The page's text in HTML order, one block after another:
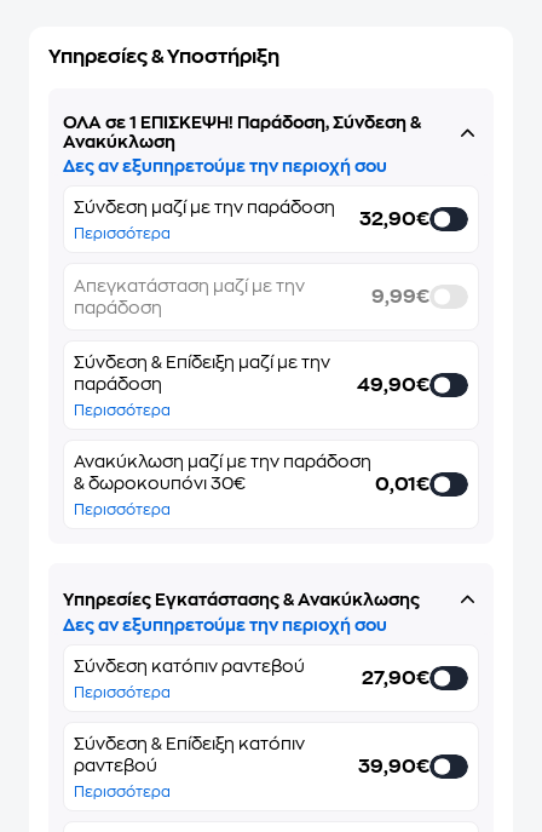
Υπηρεσίες & Υποστήριξη
ΌΛΑ σε 1 ΕΠΙΣΚΕΨΗ! Παράδοση, Σύνδεση &
Ανακύκλωση
Δες αν εξυπηρετούμε την περιοχή σου
Σύνδεση μαζί με την παράδοση
Περισσότερα
32,90€
Απεγκατάσταση μαζί με την
παράδοση
9,99€
Σύνδεση & Επίδειξη μαζί με την
παράδοση
Περισσότερα
49,90€
Ανακύκλωση μαζί με την παράδοση
& δωροκουπόνι 30€
Περισσότερα
0,01€
Υπηρεσίες Εγκατάστασης & Ανακύκλωσης
Δες αν εξυπηρετούμε την περιοχή σου
Σύνδεση κατόπιν ραντεβού
Περισσότερα
27,90€
Σύνδεση & Επίδειξη κατόπιν
ραντεβού
Περισσότερα
39,90€